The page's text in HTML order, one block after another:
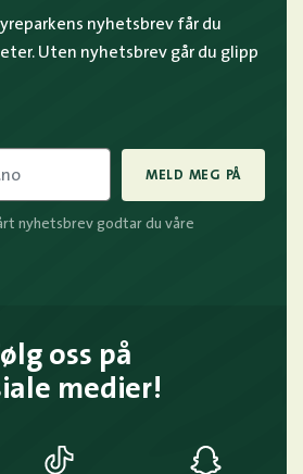
nyhetsbrev får du
Uten nyhetsbrev går du glipp
MELD MEG PÅ
nyhetsbrev godtar du våre
oss på
medier!